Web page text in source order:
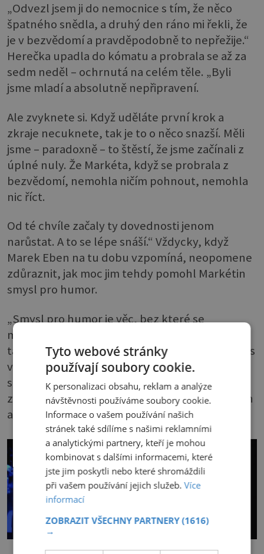
„Odvezl jsem ji do nemocnice s tím, že něco
špatného snědla, a druhý den ráno mi řekli, že
je v bezvědomí a pravděpodobně to nepřežije.“
Herečka upadla do kómatu a probrala se až za
sedm neděl – ochrnutá na celém těle. „Byli
jsme mladí a absolutně nepřipravení.
Ale zvyknete si. Když uděláte první krok a
zkraje necuknete, tak je to o něco snazší. Měli
jsme – paradoxně – to štěstí, že jsme začínali z
úplné nuly. Že Markéta, když se probrala z
bezvědomí, nemohla ničím pohnout, nemohla
nic říct.
Od té chvíle začaly ty dovednosti jenom
narůstat. A to se lépe snáší.“ Vždycky, když
Marek Eben na tu dobu vzpomíná, neopomene
zdůraznit, jak moc jim tehdy pomohl Markétin
smysl pro humor.
„Smysl pro humor je věc, bez které se
manželství obejde těžko, ale když přijde
takováto situace, tak je bez smyslu pro humor s
vámi ámen. Nikdy jsme neřešili, proč se tohle
stalo zrovna nám. Stává se to, tak proč ne
zrovna nám. Vždycky jsme si řekli: odžijeme den
a uvidíme.“
Tyto webové stránky
používají soubory cookie.
K personalizaci obsahu, reklam a analýze
návštěvnosti používáme soubory cookie.
Informace o vašem používání našich
stránek také sdílíme s našimi reklamními
a analytickými partnery, kteří je mohou
kombinovat s dalšími informacemi, které
jste jim poskytli nebo které shromáždili
při vašem používání jejich služeb.Více
informací
ZOBRAZIT VŠECHNY PARTNERY(1616)
→